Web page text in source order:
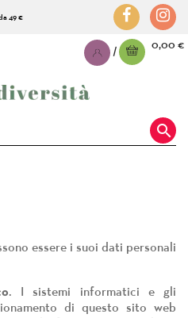
49 €
0,00 €
|

essere i suoi dati personali
. I sistemi informatici e gli
di questo sito web